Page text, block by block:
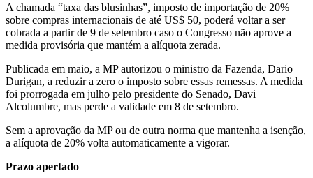
A chamada “taxa das blusinhas”, imposto de importação de 20%
sobre compras internacionais de até US$ 50, poderá voltar a ser
cobrada a partir de 9 de setembro caso o Congresso não aprove a
medida provisória que mantém a alíquota zerada.
Publicada em maio, a MP autorizou o ministro da Fazenda, Dario
Durigan, a reduzir a zero o imposto sobre essas remessas. A medida
foi prorrogada em julho pelo presidente do Senado, Davi
Alcolumbre, mas perde a validade em 8 de setembro.
Sem a aprovação da MP ou de outra norma que mantenha a isenção,
a alíquota de 20% volta automaticamente a vigorar.
Prazo apertado